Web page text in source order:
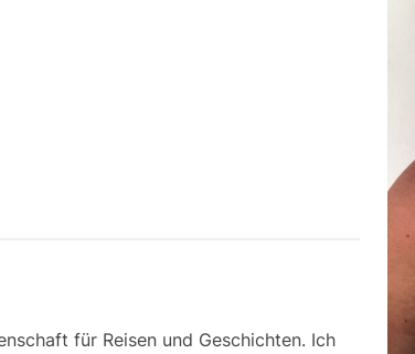
für Reisen und Geschichten. Ich